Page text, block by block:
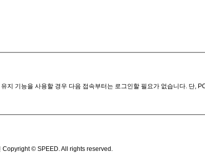
지 기능을 사용할 경우 다음 접속부터는 로그인할 필요가 없습니다. 단,
© SPEED. All rights reserved.